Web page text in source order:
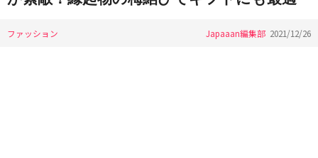
ファッション Japaaan編集部 2021/12/26